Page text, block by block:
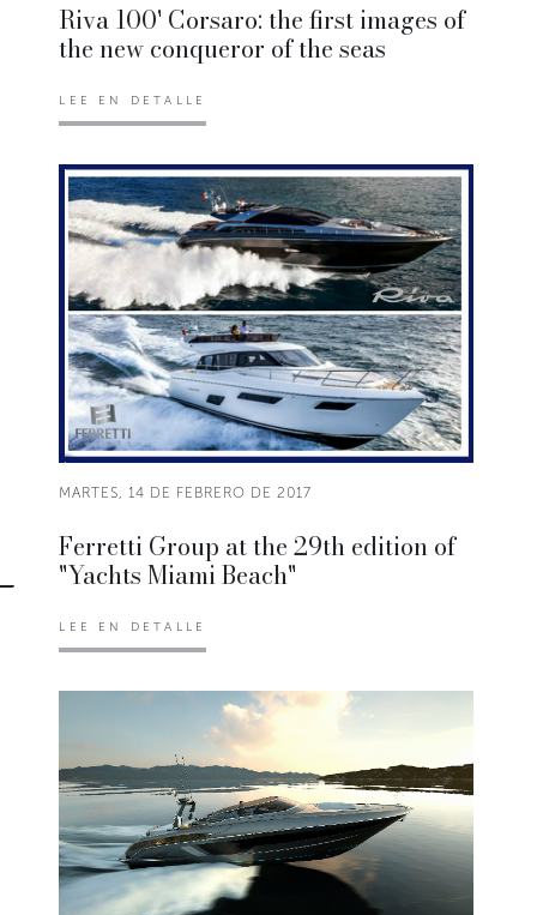
Riva 100' Corsaro: the first images of
the new conqueror of the seas
LEE EN DETALLE
MARTES, 14 DE FEBRERO DE 2017
Ferretti Group at the 29th edition of
"Yachts Miami Beach"
LEE EN DETALLE